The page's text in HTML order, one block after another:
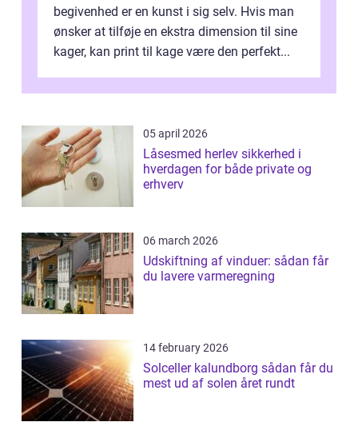
begivenhed er en kunst i sig selv. Hvis man
ønsker at tilføje en ekstra dimension til sine
kager, kan print til kage være den perfekt...
05 april 2026
Låsesmed herlev sikkerhed i
hverdagen for både private og
erhverv
06 march 2026
Udskiftning af vinduer: sådan får
du lavere varmeregning
14 february 2026
Solceller kalundborg sådan får du
mest ud af solen året rundt